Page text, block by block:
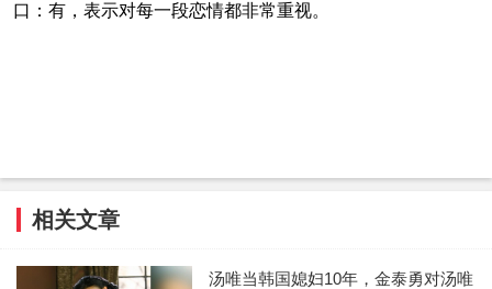
口：有，表示对每一段恋情都非常重视。
相关文章
汤唯当韩国媳妇10年，金泰勇对汤唯